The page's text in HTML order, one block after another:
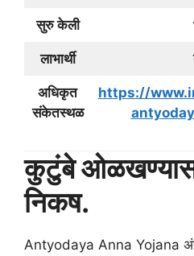
सुरु केली
लाभार्थी
अधिकृत
संकेतस्थळ
https://
कुटुंबे
निकष.
Antyodaya Anna Yojana